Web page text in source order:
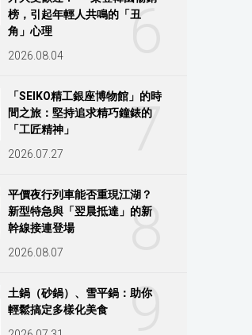
6
榜，引起年輕人共鳴的「丑
角」心理
2026.08.04
7
「SEIKO精工銀座博物館」的時
間之旅：堅持追求精巧鐘錶的
「工匠精神」
2026.07.27
8
平價夜行列車能否重現江湖？
新型特急與「翌晨抵達」的新
幹線接連登場
2026.08.07
9
土鍋（砂鍋）、雪平鍋：助你
輕鬆搞定多樣化美食